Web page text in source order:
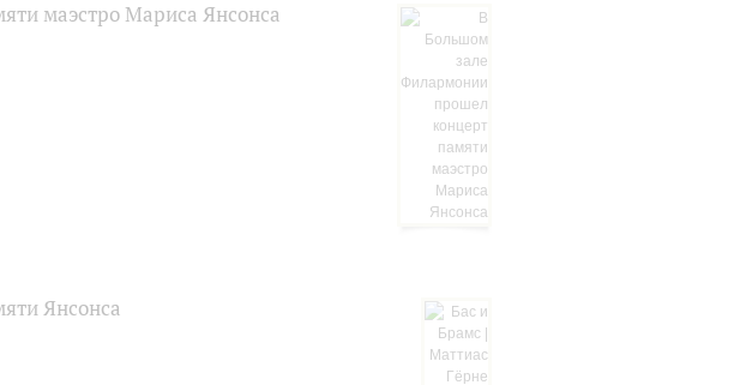
маэстро Мариса Янсонса
Янсонса